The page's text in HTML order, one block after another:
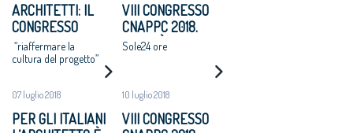
ARCHITETTI: IL
CONGRESSO
NAZIONALE
APPROVA UN
ADOTTI UN
PROGRAMMA
NAZIONALE DI
“riaffermare la
cultura del progetto”
07 luglio 2018
PER GLI ITALIANI
VIII CONGRESSO
CNAPPC 2018.
LUNEDÌ 25 LUGLIO
Sole24 ore
10 luglio 2018
VIII CONGRESSO